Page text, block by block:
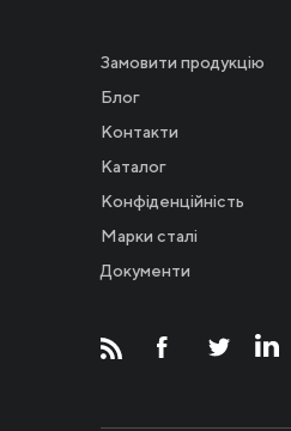
Замовити продукцію
Блог
Контакти
Каталог
Конфіденційність
Марки сталі
Документи
Новости
Инвесторам